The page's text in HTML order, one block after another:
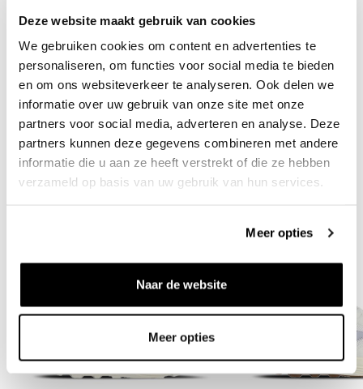
Deze website maakt gebruik van cookies
We gebruiken cookies om content en advertenties te
personaliseren, om functies voor social media te bieden
en om ons websiteverkeer te analyseren. Ook delen we
informatie over uw gebruik van onze site met onze
partners voor social media, adverteren en analyse. Deze
partners kunnen deze gegevens combineren met andere
informatie die u aan ze heeft verstrekt of die ze hebben
verzameld op basis van uw gebruik van hun services.
Meer opties
Naar de website
Meer opties
Need help? We're glad to help
info@bruut.nl Live chat Whatsapp
About this product
Shipment and returns
Related products